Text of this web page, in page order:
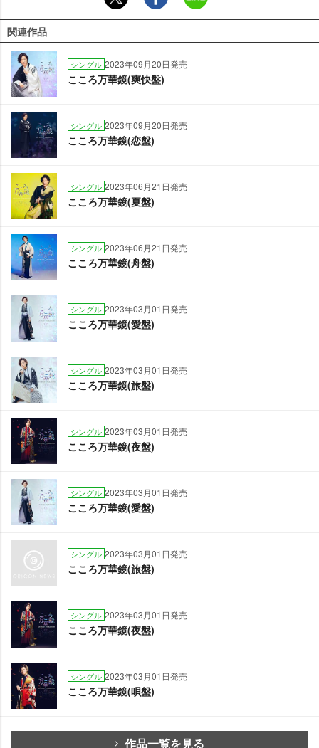
関連作品
シングル 2023年09月20日発売
こころ万華鏡(爽快盤)
シングル 2023年09月20日発売
こころ万華鏡(恋盤)
シングル 2023年06月21日発売
こころ万華鏡(夏盤)
シングル 2023年06月21日発売
こころ万華鏡(舟盤)
シングル 2023年03月01日発売
こころ万華鏡(愛盤)
シングル 2023年03月01日発売
こころ万華鏡(旅盤)
シングル 2023年03月01日発売
こころ万華鏡(夜盤)
シングル 2023年03月01日発売
こころ万華鏡(愛盤)
シングル 2023年03月01日発売
こころ万華鏡(旅盤)
シングル 2023年03月01日発売
こころ万華鏡(夜盤)
シングル 2023年03月01日発売
こころ万華鏡(唄盤)
作品一覧を見る